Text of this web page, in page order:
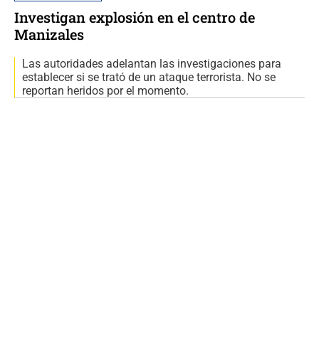
Investigan explosión en el centro de
Manizales
Las autoridades adelantan las investigaciones para
establecer si se trató de un ataque terrorista. No se
reportan heridos por el momento.